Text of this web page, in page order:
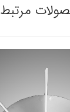
مرتبط